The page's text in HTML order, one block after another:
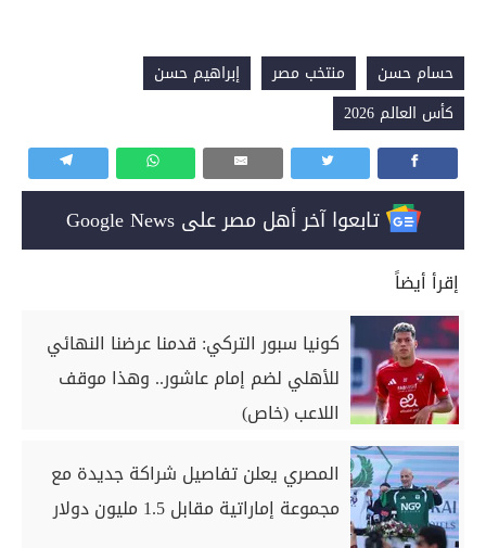
حسام حسن منتخب مصر
إبراهيم حسن
كأس العالم 2026
تابعوا آخر أهل مصر على Google News
إقرأ أيضاً
كونيا سبور التركي: قدمنا عرضنا النهائي
للأهلي لضم إمام عاشور.. وهذا موقف
اللاعب (خاص)
المصري يعلن تفاصيل شراكة جديدة مع
مجموعة إماراتية مقابل 1.5 مليون دولار